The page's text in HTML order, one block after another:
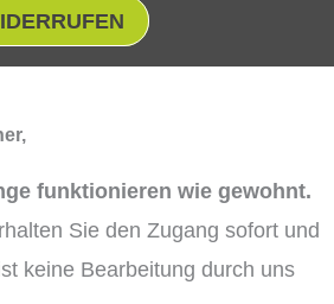
funktionieren wie gewohnt.
Sie den Zugang sofort und
keine Bearbeitung durch uns